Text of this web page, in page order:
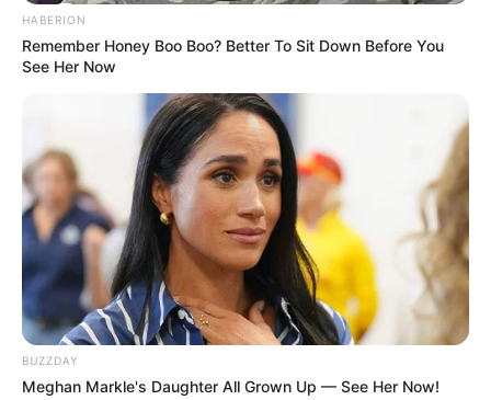
HABERION
Remember Honey Boo Boo? Better To Sit Down Before You
See Her Now
BUZZDAY
Meghan Markle's Daughter All Grown Up — See Her Now!